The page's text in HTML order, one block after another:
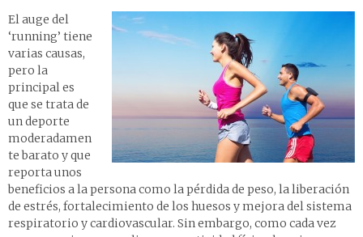
El auge del
‘running’ tiene
varias causas,
pero la
principal es
que se trata de
un deporte
moderadamen
te barato y que
reporta unos
beneficios a la persona como la pérdida de peso, la liberación
de estrés, fortalecimiento de los huesos y mejora del sistema
respiratorio y cardiovascular. Sin embargo, como cada vez